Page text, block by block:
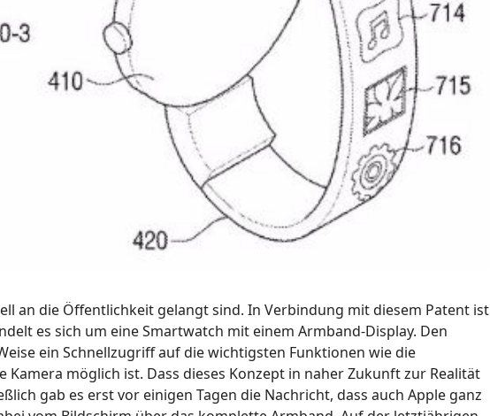
an die Öffentlichkeit gelangt sind. In Verbindung mit diesem Patent ist
es sich um eine Smartwatch mit einem Armband-Display. Den
ein Schnellzugriff auf die wichtigsten Funktionen wie die
möglich ist. Dass dieses Konzept in naher Zukunft zur Realität
gab es erst vor einigen Tagen die Nachricht, dass auch Apple ganz